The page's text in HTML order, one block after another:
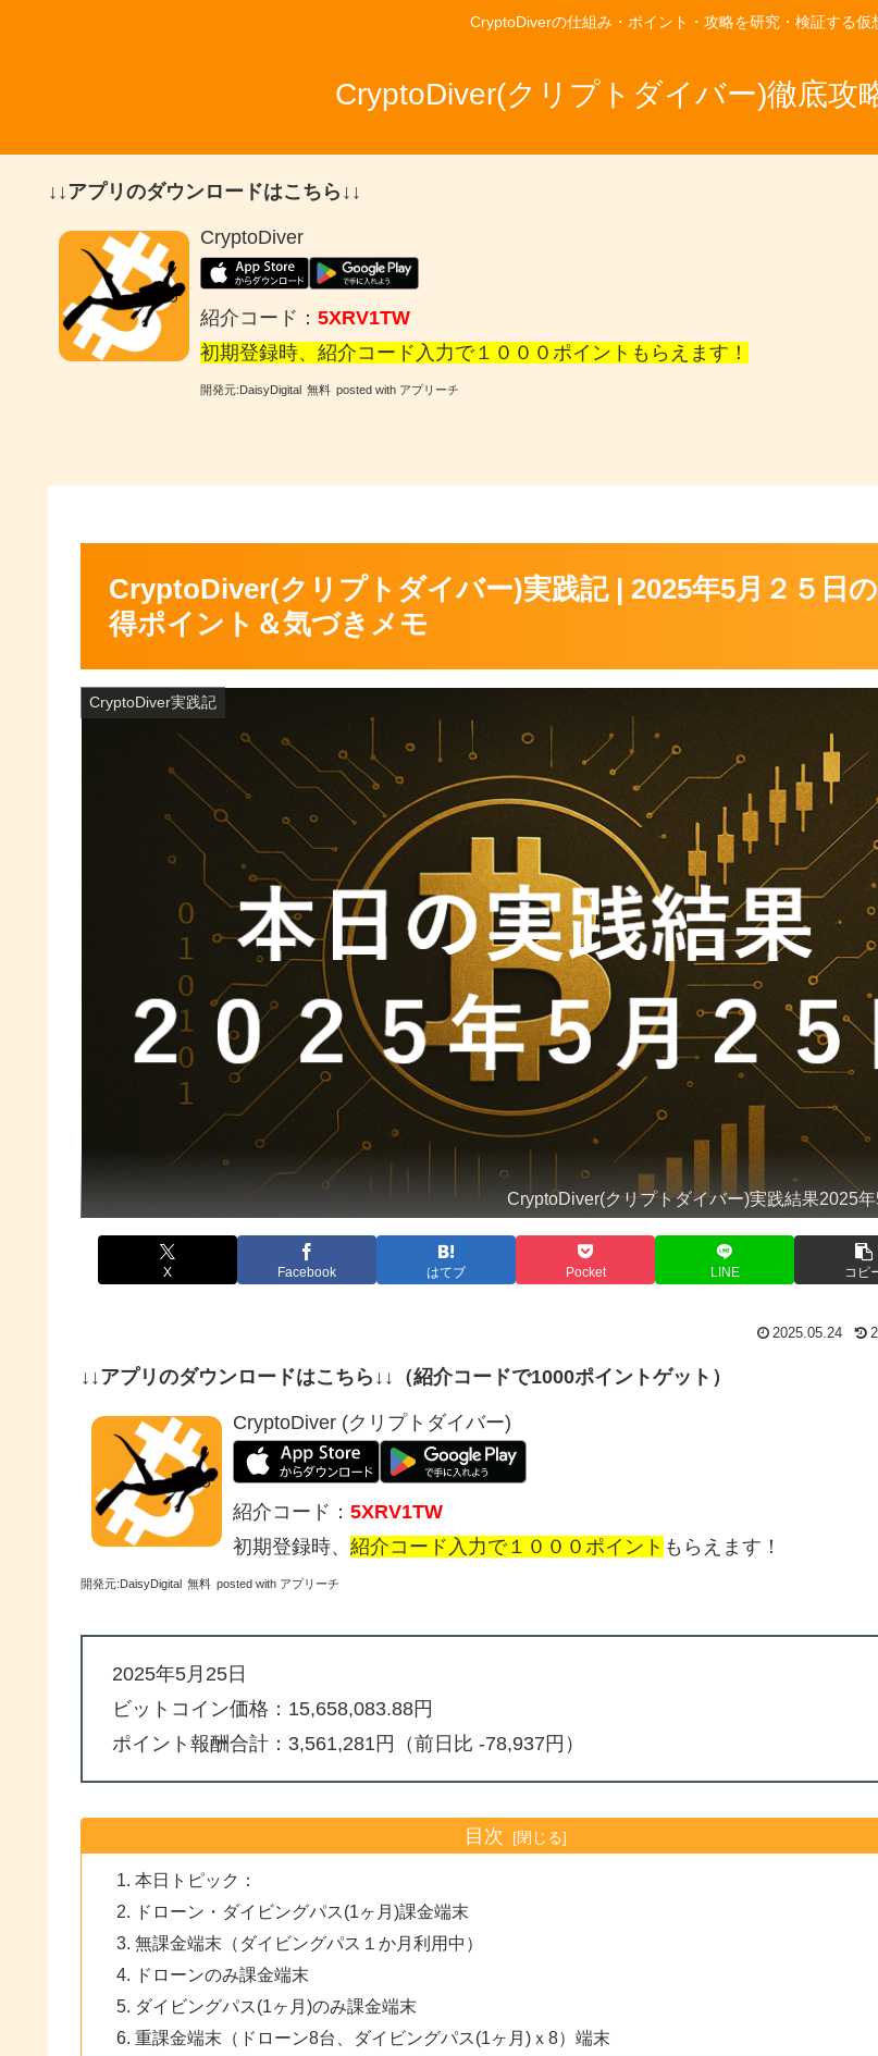
CryptoDiverの仕組み・ポイント・攻略を研究・検証する仮
CryptoDiver(クリプトダイバー)徹底攻
↓↓アプリのダウンロードはこちら↓↓
CryptoDiver
紹介コード： 5XRV1TW
初期登録時、紹介コード入力で１０００ポイントもらえます！
開発元:DaisyDigital 無料 posted with アプリーチ
CryptoDiver(クリプトダイバー)実践記 | 2025年5月２５日
得ポイント＆気づきメモ
CryptoDiver実践記
CryptoDiver(クリプトダイバー)実践結果2025
X Facebook はてブ Pocket LINE コピ
2025.05.24
↓↓アプリのダウンロードはこちら↓↓（紹介コードで1000ポイントゲット）
CryptoDiver (クリプトダイバー)
紹介コード： 5XRV1TW
初期登録時、 紹介コード入力で１０００ポイント もらえます！
開発元: DaisyDigital 無料 posted with アプリーチ
2025年5月25日
ビットコイン価格：15,658,083.88円
ポイント報酬合計：3,561,281円（前日比 -78,937円）
目次
本日トピック：
ドローン・ダイビングパス(1ヶ月)課金端末
無課金端末（ダイビングパス１か月利用中）
ドローンのみ課金端末
ダイビングパス(1ヶ月)のみ課金端末
重課金端末（ドローン8台、ダイビングパス(1ヶ月)ｘ8）端末